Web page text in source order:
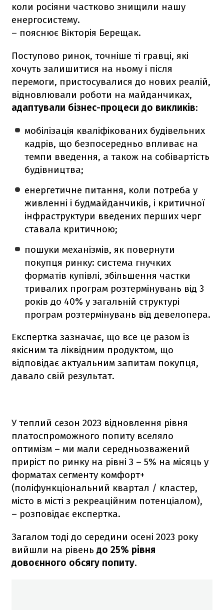
коли росіяни частково знищили нашу
енергосистему.
– пояснює Вікторія Берещак.
Поступово ринок, точніше ті гравці, які
хочуть залишитися на ньому і після
перемоги, пристосувалися до нових реалій,
відновлювали роботи на майданчиках,
адаптували бізнес-процеси до викликів:
мобілізація кваліфікованих будівельних
кадрів, що безпосередньо впливає на
темпи введення, а також на собівартість
будівництва;
енергетичне питання, коли потреба у
живленні і будмайданчиків, і критичної
інфраструктури введених перших черг
ставала критичною;
пошуки механізмів, як повернути
покупця ринку: система гнучких
форматів купівлі, збільшення частки
тривалих програм розтермінувань від 3
років до 40% у загальній структурі
програм розтермінувань від девелопера.
Експертка зазначає, що все це разом із
якісним та ліквідним продуктом, що
відповідає актуальним запитам покупця,
давало свій результат.
У теплий сезон 2023 відновлення рівня
платоспроможного попиту вселяло
оптимізм – ми мали середньозважений
приріст по ринку на рівні 3 – 5% на місяць у
форматах сегменту комфорт+
(поліфункціональний квартал / кластер,
місто в місті з рекреаційним потенціалом),
– розповідає експертка.
Загалом тоді до середини осені 2023 року
вийшли на рівень до 25% рівня
довоєнного обсягу попиту.